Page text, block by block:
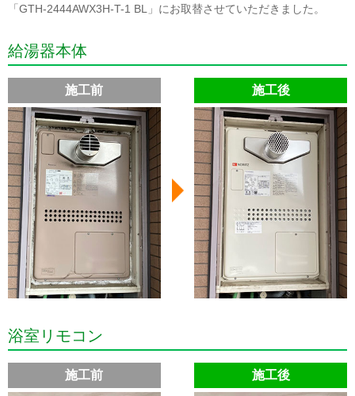
「GTH-2444AWX3H-T-1 BL」にお取替させていただきました。
給湯器本体
施工前 施工後
浴室リモコン
施工前 施工後